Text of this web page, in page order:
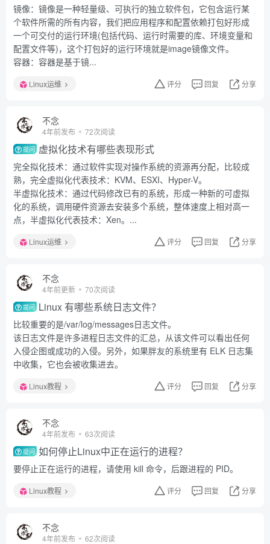
镜像：镜像是一种轻量级、可执行的独立软件包，它包含运行某
个软件所需的所有内容，我们把应用程序和配置依赖打包好形成
一个可交付的运行环境(包括代码、运行时需要的库、环境变量和
配置文件等)，这个打包好的运行环境就是image镜像文件。
容器：容器是基于镜...
Linux运维 评分 回复 分享
不念
4年前发布 72次阅读
提问 虚拟化技术有哪些表现形式
完全拟化技术：通过软件实现对操作系统的资源再分配，比较成
熟，完全虚拟化代表技术：KVM、ESXI、Hyper-V。
半虚拟化技术：通过代码修改已有的系统，形成一种新的可虚拟
化的系统，调用硬件资源去安装多个系统，整体速度上相对高一
点，半虚拟化代表技术：Xen。...
Linux运维 评分 回复 分享
不念
4年前更新 70次阅读
提问 Linux 有哪些系统日志文件？
比较重要的是/var/log/messages日志文件。
该日志文件是许多进程日志文件的汇总，从该文件可以看出任何
入侵企图或成功的入侵。另外，如果胖友的系统里有 ELK 日志集
中收集，它也会被收集进去。
Linux教程 评分 回复 分享
不念
4年前发布 63次阅读
提问 如何停止Linux中正在运行的进程？
要停止正在运行的进程，请使用 kill 命令，后跟进程的 PID。
Linux教程 评分 回复 分享
不念
4年前发布 62次阅读